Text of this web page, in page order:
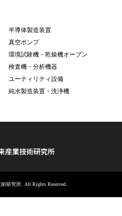
半導体製造装置
真空ポンプ
環境試験機・乾燥機オーブン
検査機・分析機器
ユーティリティ設備
純水製造装置・洗浄機
産業技術研究所
研究所. All Rights Reserved.